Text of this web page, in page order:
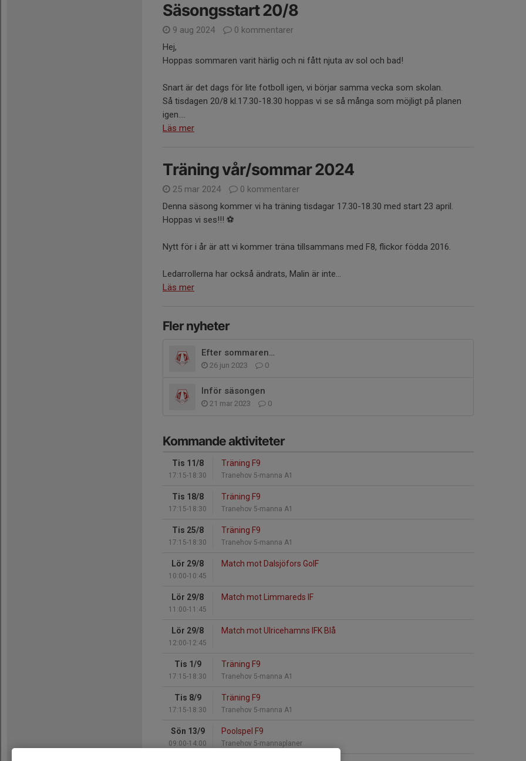
Säsongsstart 20/8
9 aug 2024
0 kommentarer
Hej,
Hoppas sommaren varit härlig och ni fått njuta av sol och bad!
Snart är det dags för lite fotboll igen, vi börjar samma vecka som skolan.
Så tisdagen 20/8 kl.17.30-18.30 hoppas vi se så många som möjligt på planen
igen....
Läs mer
Träning vår/sommar 2024
25 mar 2024
0 kommentarer
Denna säsong kommer vi ha träning tisdagar 17.30-18.30 med start 23 april.
Hoppas vi ses!!! ⚽️
Nytt för i år är att vi kommer träna tillsammans med F8, flickor födda 2016.
Ledarrollerna har också ändrats, Malin är inte...
Läs mer
Fler nyheter
Efter sommaren…
26 jun 2023 0
Inför säsongen
21 mar 2023 0
Kommande aktiviteter
Tis 11/8
17:15-18:30
Träning F9
Tranehov 5-manna A1
Tis 18/8
17:15-18:30
Träning F9
Tranehov 5-manna A1
Tis 25/8
17:15-18:30
Träning F9
Tranehov 5-manna A1
Lör 29/8
10:00-10:45
Match mot Dalsjöfors GoIF
Lör 29/8
11:00-11:45
Match mot Limmareds IF
Lör 29/8
12:00-12:45
Match mot Ulricehamns IFK Blå
Tis 1/9
17:15-18:30
Träning F9
Tranehov 5-manna A1
Tis 8/9
17:15-18:30
Träning F9
Tranehov 5-manna A1
Sön 13/9
09:00-14:00
Poolspel F9
Tranehov 5-mannaplaner